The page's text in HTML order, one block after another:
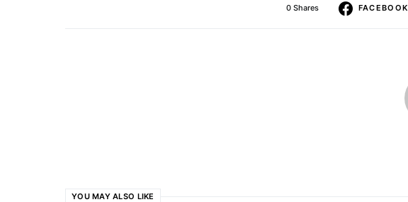
0 Shares FACEBOOK
YOU MAY ALSO LIKE